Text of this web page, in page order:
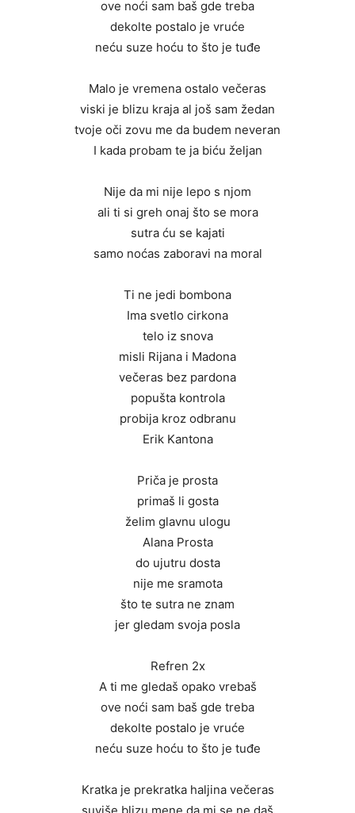
ove noći sam baš gde treba
dekolte postalo je vruće
neću suze hoću to što je tuđe
Malo je vremena ostalo večeras
viski je blizu kraja al još sam žedan
tvoje oči zovu me da budem neveran
I kada probam te ja biću željan
Nije da mi nije lepo s njom
ali ti si greh onaj što se mora
sutra ću se kajati
samo noćas zaboravi na moral
Ti ne jedi bombona
Ima svetlo cirkona
telo iz snova
misli Rijana i Madona
večeras bez pardona
popušta kontrola
probija kroz odbranu
Erik Kantona
Priča je prosta
primaš li gosta
želim glavnu ulogu
Alana Prosta
do ujutru dosta
nije me sramota
što te sutra ne znam
jer gledam svoja posla
Refren 2x
A ti me gledaš opako vrebaš
ove noći sam baš gde treba
dekolte postalo je vruće
neću suze hoću to što je tuđe
Kratka je prekratka haljina večeras